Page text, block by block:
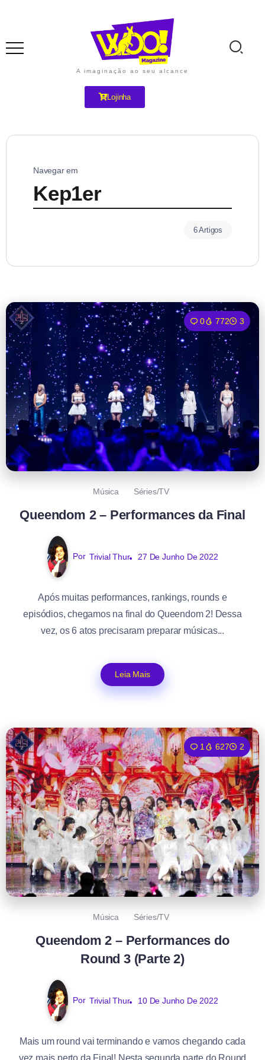
A imaginação ao seu alcance
Lojinha
Navegar em
Kep1er
6 Artigos
0 772 3
Música Séries/TV
Queendom 2 – Performances da Final
Por Trivial Thur 27 De Junho De 2022
Após muitas performances, rankings, rounds e
episódios, chegamos na final do Queendom 2! Dessa
vez, os 6 atos precisaram preparar músicas...
Leia Mais
1 627 2
Música Séries/TV
Queendom 2 – Performances do
Round 3 (Parte 2)
Por Trivial Thur 10 De Junho De 2022
Mais um round vai terminando e vamos chegando cada